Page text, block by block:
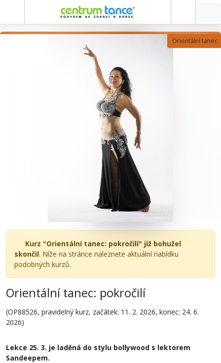
Orientální tanec
Kurz "Orientální tanec: pokročilí" již bohužel
skončil. Níže na stránce naleznete aktuální nabídku
podobných kurzů.
Orientální tanec: pokročilí
(OP88526, pravidelný kurz, začátek: 11. 2. 2026, konec: 24. 6.
2026)
Lekce 25. 3. je laděná do stylu bollywood s lektorem
Sandeepem.